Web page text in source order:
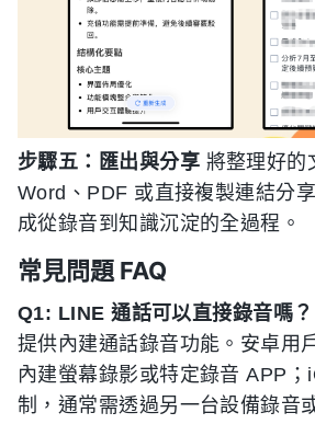
步驟五：匯出與分享 將整理好的
Word、PDF 或直接複製連結分
成從錄音到知識沉淀的全過程。
常見問題 FAQ
Q1: LINE 通話可以直接錄音嗎？
提供內建通話錄音功能。安卓用
內建螢幕錄影或特定錄音 APP；
制，通常需透過另一台設備錄音